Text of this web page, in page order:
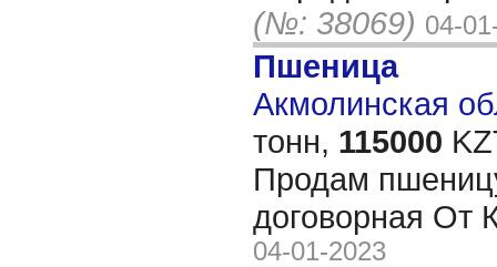
(№: 38069) 04-
Пшеница
Акмолинская
тонн, 115000
Продам
договорная
04-01-2023